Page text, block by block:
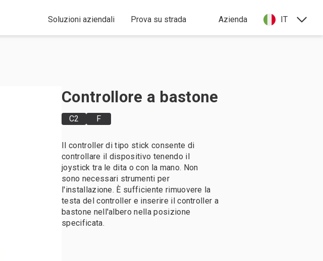
Soluzioni aziendali Prova su strada Azienda IT
Controllore a bastone
C2 F
Il controller di tipo stick consente di
controllare il dispositivo tenendo il
joystick tra le dita o con la mano. Non
sono necessari strumenti per
l'installazione. È sufficiente rimuovere la
testa del controller e inserire il controller a
bastone nell'albero nella posizione
specificata.